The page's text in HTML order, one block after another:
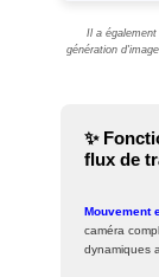
Il a
génération
✨
flux de
Mouvement
caméra
dynamiques